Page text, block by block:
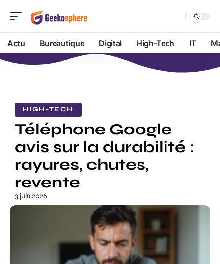
Actu Bureautique Digital High-Tech IT
HIGH-TECH
Téléphone Google
avis sur la durabilité :
rayures, chutes,
revente
3 juin 2026